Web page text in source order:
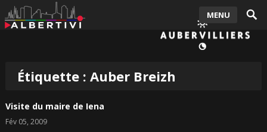
MENU
Étiquette : Auber Breizh
Visite du maire de Iena
Fév 05, 2009